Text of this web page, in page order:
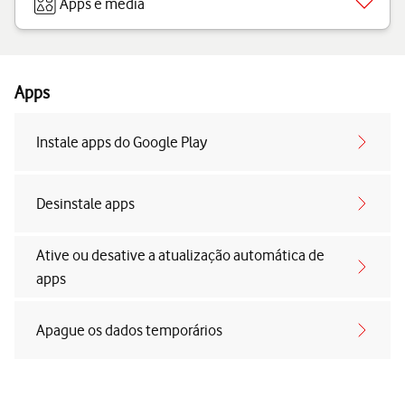
Apps e media
Apps
Instale apps do Google Play
Desinstale apps
Ative ou desative a atualização automática de
apps
Apague os dados temporários